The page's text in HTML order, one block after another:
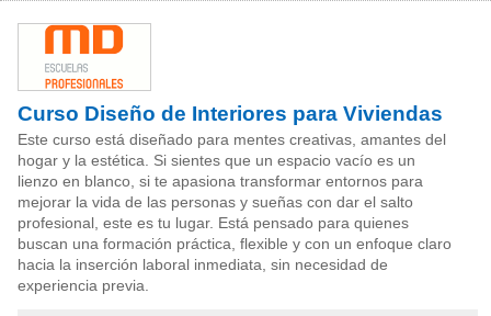
Curso Diseño de Interiores para Viviendas
Este curso está diseñado para mentes creativas, amantes del
hogar y la estética. Si sientes que un espacio vacío es un
lienzo en blanco, si te apasiona transformar entornos para
mejorar la vida de las personas y sueñas con dar el salto
profesional, este es tu lugar. Está pensado para quienes
buscan una formación práctica, flexible y con un enfoque claro
hacia la inserción laboral inmediata, sin necesidad de
experiencia previa.